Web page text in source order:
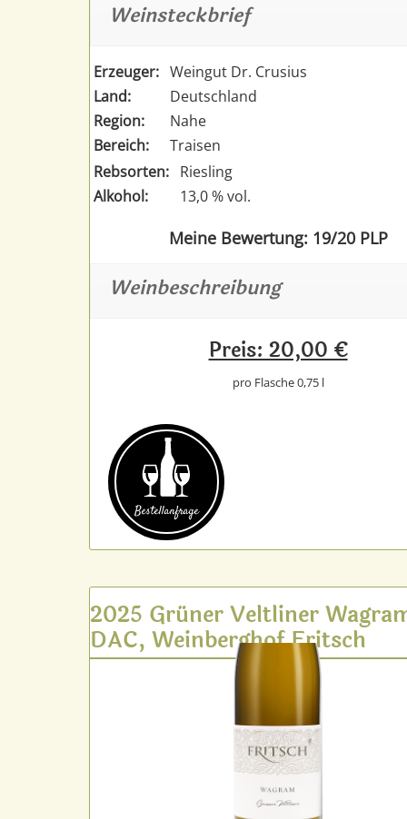
Weinsteckbrief
Erzeuger: Weingut Dr. Crusius
Land:
Deutschland
Region:
Nahe
Bereich:
Traisen
Rebsorten: Riesling
Alkohol:
13,0 % vol.
Meine Bewertung: 19/20 PLP
Weinbeschreibung
Preis: 20,00 €
pro Flasche 0,75 l
Bestell­anfrage
2025 Grüner Veltliner
DAC, Weinberghof Fritsch